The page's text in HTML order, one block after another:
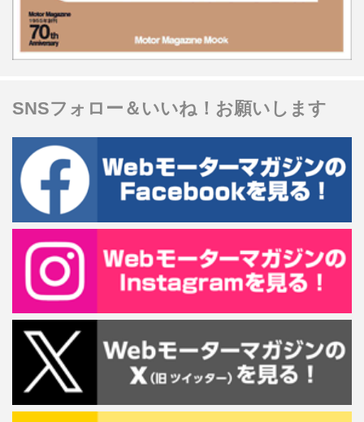
SNSフォロー＆いいね！お願いします